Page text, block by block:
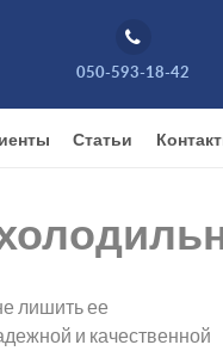
050-593-18-42
Статьи
лишить ее
и качественной